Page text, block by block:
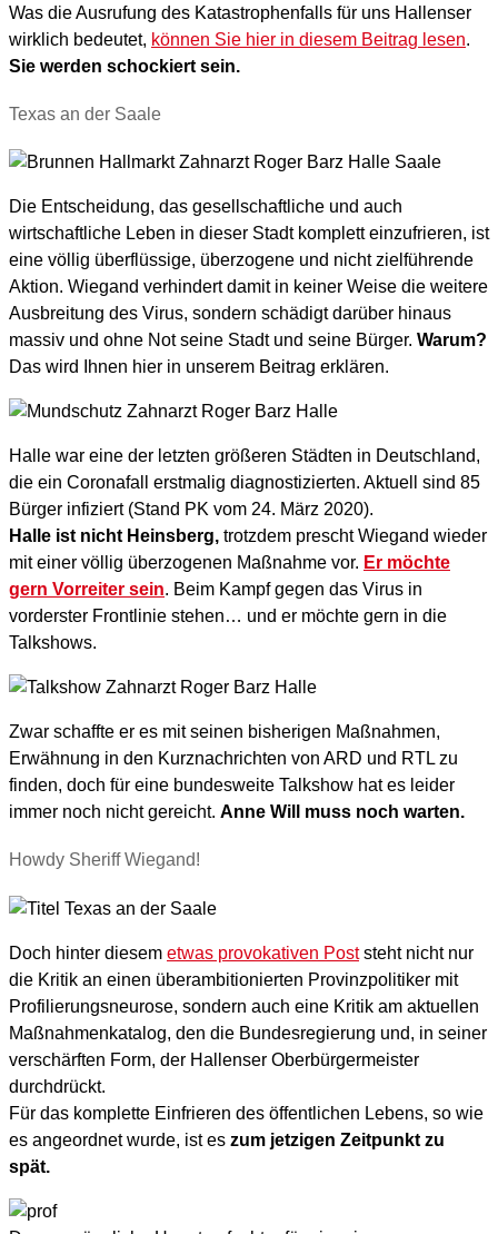
Was die Ausrufung des Katastrophenfalls für uns Hallenser
wirklich bedeutet, können Sie hier in diesem Beitrag lesen.
Sie werden schockiert sein.
Texas an der Saale
Die Entscheidung, das gesellschaftliche und auch
wirtschaftliche Leben in dieser Stadt komplett einzufrieren, ist
eine völlig überflüssige, überzogene und nicht zielführende
Aktion. Wiegand verhindert damit in keiner Weise die weitere
Ausbreitung des Virus, sondern schädigt darüber hinaus
massiv und ohne Not seine Stadt und seine Bürger. Warum?
Das wird Ihnen hier in unserem Beitrag erklären.
Halle war eine der letzten größeren Städten in Deutschland,
die ein Coronafall erstmalig diagnostizierten. Aktuell sind 85
Bürger infiziert (Stand PK vom 24. März 2020).
Halle ist nicht Heinsberg, trotzdem prescht Wiegand wieder
mit einer völlig überzogenen Maßnahme vor. Er möchte
gern Vorreiter sein. Beim Kampf gegen das Virus in
vorderster Frontlinie stehen… und er möchte gern in die
Talkshows.
Zwar schaffte er es mit seinen bisherigen Maßnahmen,
Erwähnung in den Kurznachrichten von ARD und RTL zu
finden, doch für eine bundesweite Talkshow hat es leider
immer noch nicht gereicht. Anne Will muss noch warten.
Howdy Sheriff Wiegand!
Doch hinter diesem etwas provokativen Poststeht nicht nur
die Kritik an einen überambitionierten Provinzpolitiker mit
Profilierungsneurose, sondern auch eine Kritik am aktuellen
Maßnahmenkatalog, den die Bundesregierung und, in seiner
verschärften Form, der Hallenser Oberbürgermeister
durchdrückt.
Für das komplette Einfrieren des öffentlichen Lebens, so wie
es angeordnet wurde, ist es zum jetzigen Zeitpunkt zu
spät.